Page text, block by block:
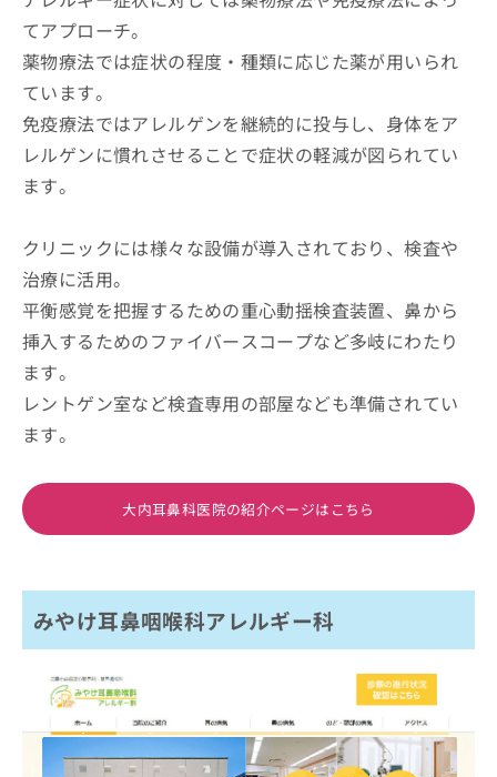
てアプローチ。
薬物療法では症状の程度・種類に応じた薬が用いられ
ています。
免疫療法ではアレルゲンを継続的に投与し、身体をア
レルゲンに慣れさせることで症状の軽減が図られてい
ます。
クリニックには様々な設備が導入されており、検査や
治療に活用。
平衡感覚を把握するための重心動揺検査装置、鼻から
挿入するためのファイバースコープなど多岐にわたり
ます。
レントゲン室など検査専用の部屋なども準備されてい
ます。
大内耳鼻科医院の紹介ページはこちら
みやけ耳鼻咽喉科アレルギー科